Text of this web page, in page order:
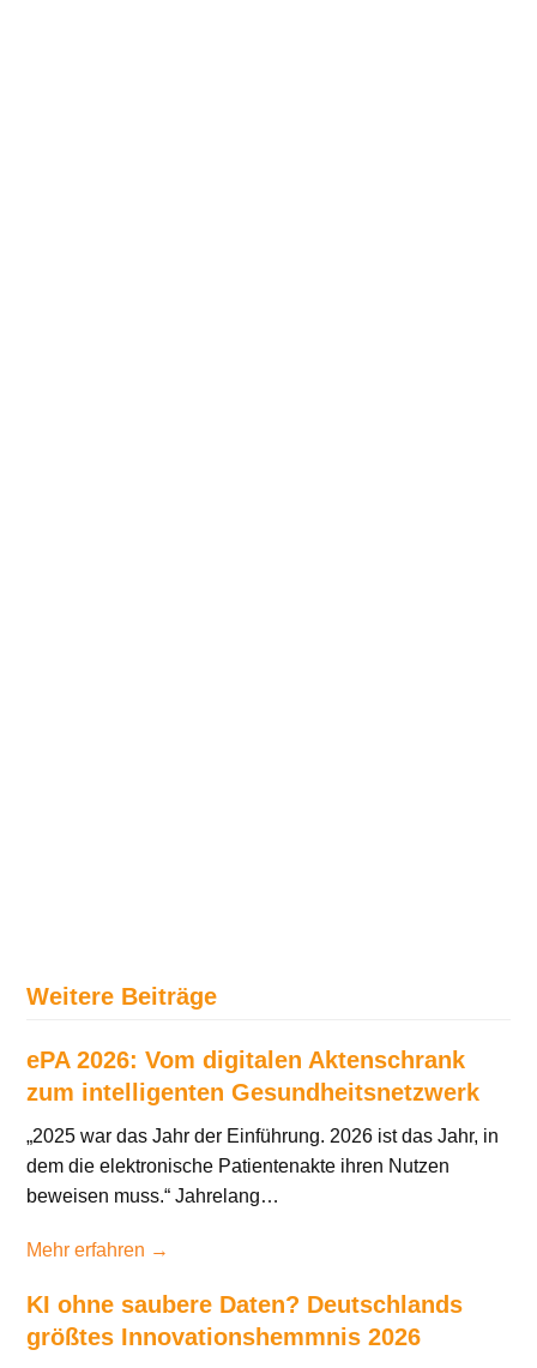
Weitere Beiträge
ePA 2026: Vom digitalen Aktenschrank
zum intelligenten Gesundheitsnetzwerk
„2025 war das Jahr der Einführung. 2026 ist das Jahr, in
dem die elektronische Patientenakte ihren Nutzen
beweisen muss.“ Jahrelang…
Mehr erfahren →
KI ohne saubere Daten? Deutschlands
größtes Innovationshemmnis 2026